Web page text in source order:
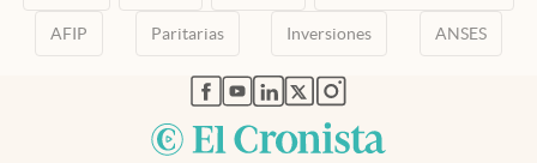
AFIP Paritarias Inversiones ANSES
abre en nueva pestaña
abre en nueva pestaña
abre en nueva pestaña
abre en nueva pestaña
abre en nueva pestaña